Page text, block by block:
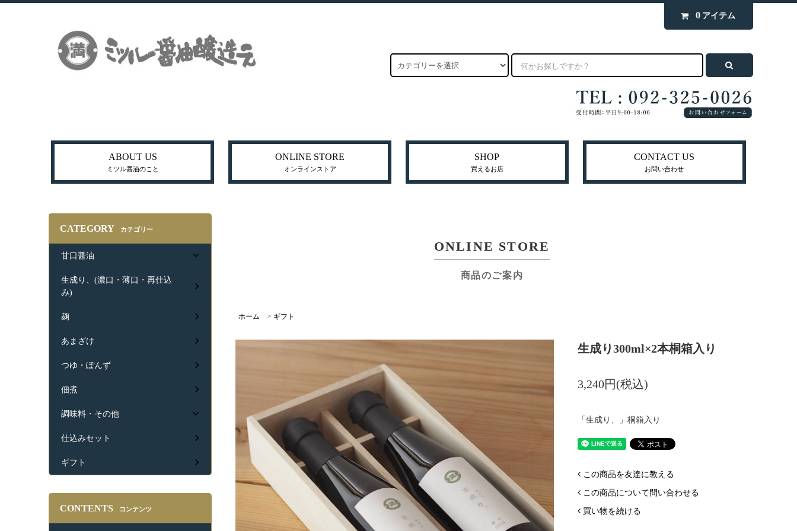
0 アイテム
ABOUT US
ミツル醤油のこと
ONLINE STORE
オンラインストア
SHOP
買えるお店
CONTACT US
お問い合わせ
ONLINE STORE
商品のご案内
ホーム > ギフト
生成り300ml×2本桐箱入り
3,240円(税込)
「生成り、」桐箱入り
この商品を友達に教える
この商品について問い合わせる
買い物を続ける
CATEGORY カテゴリー
甘口醤油
生成り、(濃口・薄口・再仕込
み)
麹
あまざけ
つゆ・ぽんず
佃煮
調味料・その他
仕込みセット
ギフト
CONTENTS コンテンツ